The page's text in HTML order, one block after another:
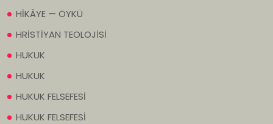
HİKÂYE — ÖYKÜ
HRİSTİYAN TEOLOJİSİ
HUKUK
HUKUK
HUKUK FELSEFESİ
HUKUK FELSEFESİ